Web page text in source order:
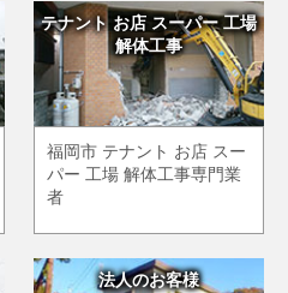
テナント お店 スーパー 工場
解体工事
福岡市 テナント お店 スー
パー 工場 解体工事専門業
者
法人のお客様